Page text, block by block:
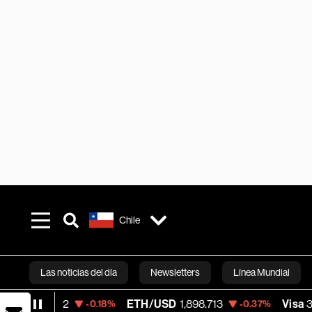
Chile
Las noticias del día Newsletters Línea Mundial
Bloomberg
ETH/USD 1,898.713 -0.37% Visa 370.47